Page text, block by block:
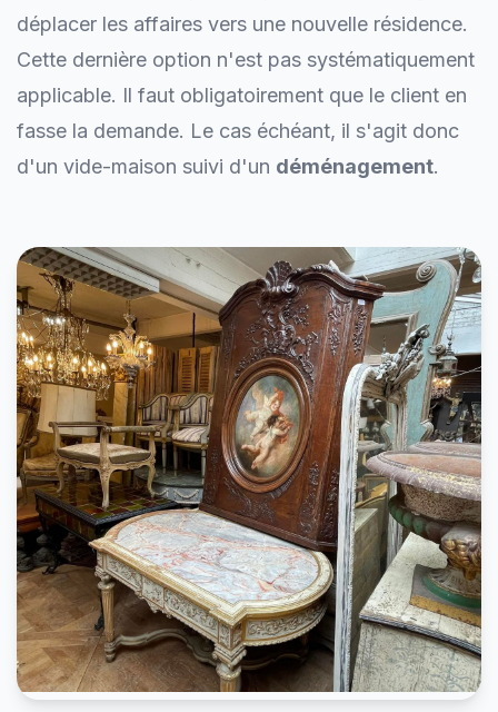
déplacer les affaires vers une nouvelle résidence.
Cette dernière option n'est pas systématiquement
applicable. Il faut obligatoirement que le client en
fasse la demande. Le cas échéant, il s'agit donc
d'un vide-maison suivi d'un déménagement.